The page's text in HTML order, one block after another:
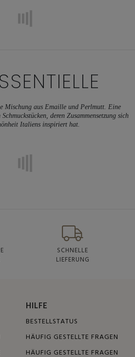
Mischung aus Emaille und Perlmutt. Eine
deren Zusammensetzung sich
Italiens inspiriert hat.
SCHNELLE
LIEFERUNG
HILFE
BESTELLSTATUS
HÄUFIG GESTELLTE FRAGEN
HÄUFIG GESTELLTE FRAGEN